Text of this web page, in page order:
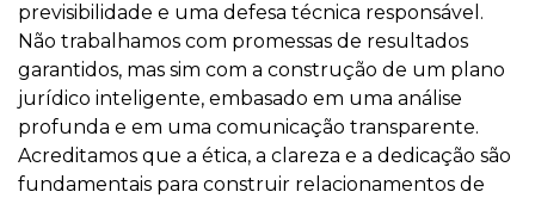
previsibilidade e uma defesa técnica responsável.
Não trabalhamos com promessas de resultados
garantidos, mas sim com a construção de um plano
jurídico inteligente, embasado em uma análise
profunda e em uma comunicação transparente.
Acreditamos que a ética, a clareza e a dedicação são
fundamentais para construir relacionamentos de